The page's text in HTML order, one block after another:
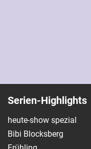
Serien-Highlights
heute-show spezial
Bibi Blocksberg